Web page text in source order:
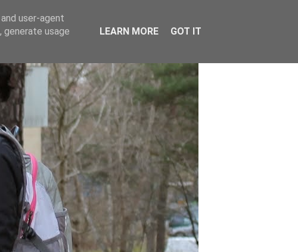
user-agent
usage
LEARN MORE GOT IT